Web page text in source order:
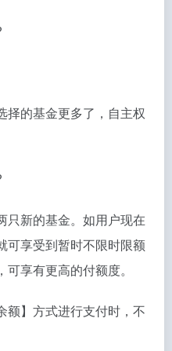
择的基金更多了，自主权
只新的基金。如用户现在
可享受到暂时不限时限额
享有更高的付额度。
额】方式进行支付时，不